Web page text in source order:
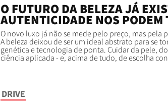
O FUTURO DA BELEZA JÁ
AUTENTICIDADE NOS
O novo luxo já não se mede pelo preço, mas
A beleza deixou de ser um ideal abstrato para se
genética e tecnologia de ponta. Cuidar da pele,
ciência aplicada - e, acima de tudo, de escolha
DRIVE